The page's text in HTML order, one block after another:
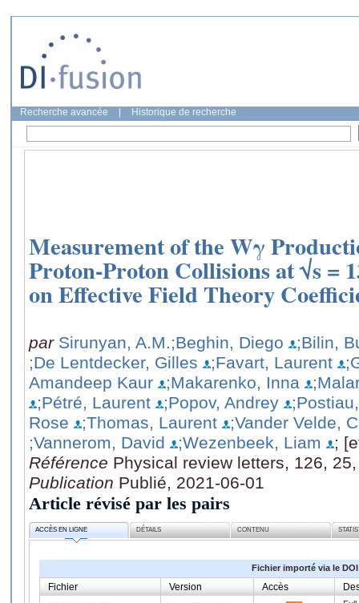
Recherche avancée Historique de recherche
Measurement of the Wγ
Proton-Proton Collisions at √s =
on Effective Field Theory
par Sirunyan, A.M.;Beghin, Diego
;Bilin,
;De Lentdecker, Gilles
;Favart, Laurent
Amandeep Kaur
;Makarenko, Inna
;Pétré, Laurent
;Popov, Andrey
Rose
;Thomas, Laurent
;Vander Velde,
;Vannerom, David
;Wezenbeek, Liam
;
Référence Physical review letters, 126,
Publication Publié, 2021-06-01
Article révisé par les pairs
ACCÈS EN LIGNE DÉTAILS CONTENU
Fichier importé via le DOI
Fichier Version Accès